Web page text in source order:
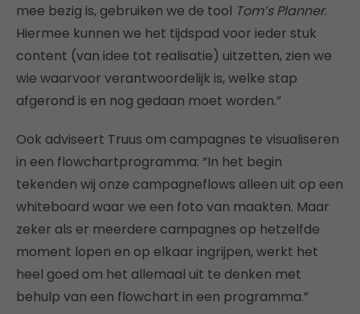
mee bezig is, gebruiken we de tool Tom’s Planner.
Hiermee kunnen we het tijdspad voor ieder stuk
content (van idee tot realisatie) uitzetten, zien we
wie waarvoor verantwoordelijk is, welke stap
afgerond is en nog gedaan moet worden.”
Ook adviseert Truus om campagnes te visualiseren
in een flowchartprogramma: “In het begin
tekenden wij onze campagneflows alleen uit op een
whiteboard waar we een foto van maakten. Maar
zeker als er meerdere campagnes op hetzelfde
moment lopen en op elkaar ingrijpen, werkt het
heel goed om het allemaal uit te denken met
behulp van een flowchart in een programma.”